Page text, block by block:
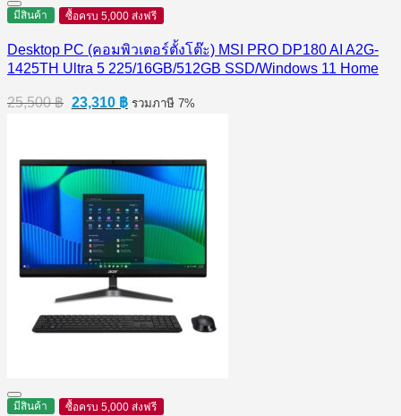
33,900 ฿.31,140 ฿.
มีสินค้า ซื้อครบ 5,000 ส่งฟรี
Desktop PC (คอมพิวเตอร์ตั้งโต๊ะ) MSI PRO DP180 AI A2G-
1425TH Ultra 5 225/16GB/512GB SSD/Windows 11 Home
25,500฿ Original
price
23,310 ฿Current
price
รวมภาษี 7%
มีสินค้า ซื้อครบ 5,000 ส่งฟรี